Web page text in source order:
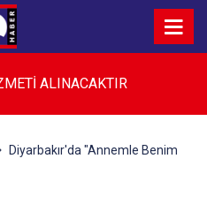
ALINACAKTIR
Diyarbakır'da "Annemle Benim